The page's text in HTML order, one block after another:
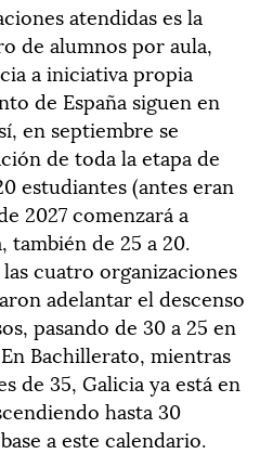
atendidas es la
de alumnos por aula,
a iniciativa propia
de España siguen en
en septiembre se
de toda la etapa de
estudiantes (antes eran
2027 comenzará a
también de 25 a 20.
cuatro organizaciones
adelantar el descenso
pasando de 30 a 25 en
Bachillerato, mientras
de 35, Galicia ya está en
hasta 30
a este calendario.